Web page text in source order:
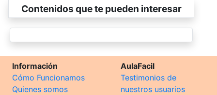
Contenidos que te pueden interesar
Información
Cómo Funcionamos
Quienes somos
AulaFacil
Testimonios de
nuestros usuarios